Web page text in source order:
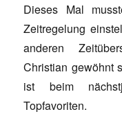
Dieses Mal
Zeitregelung
anderen
Christian gewöhnt
ist beim
Topfavoriten.